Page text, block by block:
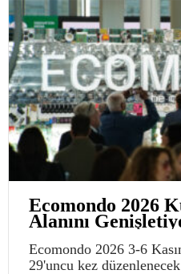
Ecomondo 2026
Alanını
Ecomondo 2026 3-6
29'uncu kez düzenlenecek